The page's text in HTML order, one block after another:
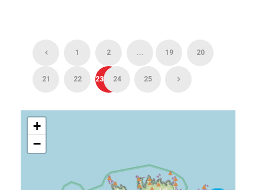
1 2 ... 19 20
21 22 23 24 25
+
−